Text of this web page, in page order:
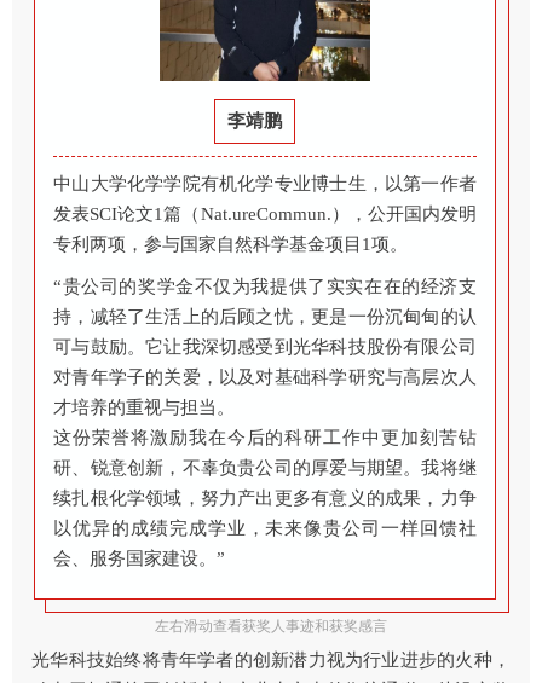
李靖鹏
中山大学化学学院有机化学专业博士生，以第一作者
发表SCI论文1篇（Nat.ureCommun.），公开国内发明
专利两项，参与国家自然科学基金项目1项。
“贵公司的奖学金不仅为我提供了实实在在的经济支
持，减轻了生活上的后顾之忧，更是一份沉甸甸的认
可与鼓励。它让我深切感受到光华科技股份有限公司
对青年学子的关爱，以及对基础科学研究与高层次人
才培养的重视与担当。
这份荣誉将激励我在今后的科研工作中更加刻苦钻
研、锐意创新，不辜负贵公司的厚爱与期望。我将继
续扎根化学领域，努力产出更多有意义的成果，力争
以优异的成绩完成学业，未来像贵公司一样回馈社
会、服务国家建设。”
左右滑动查看获奖人事迹和获奖感言
光华科技始终将青年学者的创新潜力视为行业进步的火种，